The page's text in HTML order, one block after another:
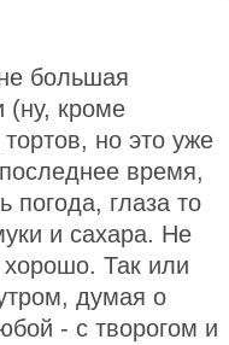
большая
(ну, кроме
но это уже
время,
погода, глаза то
и сахара. Не
Так или
думая о
- с творогом и